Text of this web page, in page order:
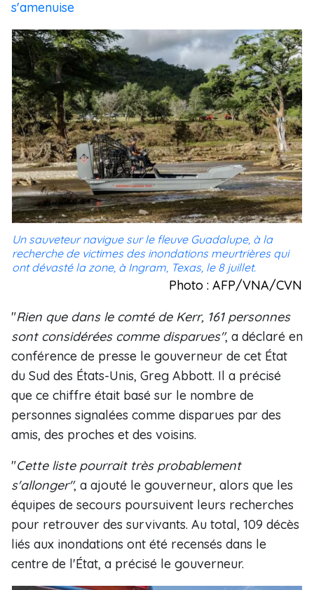
s'amenuise
Un sauveteur navigue sur le fleuve Guadalupe, à la
recherche de victimes des inondations meurtrières qui
ont dévasté la zone, à Ingram, Texas, le 8 juillet.
Photo : AFP/VNA/CVN
"Rien que dans le comté de Kerr, 161 personnes
sont considérées comme disparues", a déclaré en
conférence de presse le gouverneur de cet État
du Sud des États-Unis, Greg Abbott. Il a précisé
que ce chiffre était basé sur le nombre de
personnes signalées comme disparues par des
amis, des proches et des voisins.
"Cette liste pourrait très probablement
s'allonger", a ajouté le gouverneur, alors que les
équipes de secours poursuivent leurs recherches
pour retrouver des survivants. Au total, 109 décès
liés aux inondations ont été recensés dans le
centre de l'État, a précisé le gouverneur.